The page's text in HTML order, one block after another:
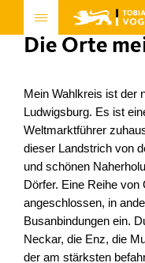
Die Orte
Mein Wahlkreis ist der
Ludwigsburg. Es ist
Weltmarktführer
dieser Landstrich von
und schönen
Dörfer. Eine Reihe
angeschlossen, in
Busanbindungen ein.
Neckar, die Enz, die
der am stärksten